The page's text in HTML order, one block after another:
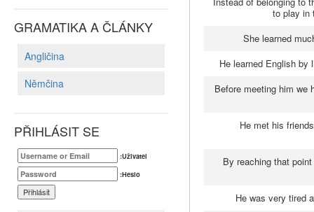
GRAMATIKA A ČLÁNKY
Angličina
Němčina
PŘIHLÁSIT SE
:Uživatel
:Heslo
to play in
She learned
He learned English by
Before meeting him we
He met his
By reaching that
He was very tired